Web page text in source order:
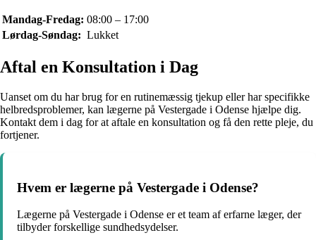
Mandag-Fredag: 08:00 – 17:00
Lørdag-Søndag: Lukket
Aftal en Konsultation i Dag
Uanset om du har brug for en rutinemæssig tjekup eller har specifikke
helbredsproblemer, kan lægerne på Vestergade i Odense hjælpe dig.
Kontakt dem i dag for at aftale en konsultation og få den rette pleje, du
fortjener.
Hvem er lægerne på Vestergade i Odense?
Lægerne på Vestergade i Odense er et team af erfarne læger, der
tilbyder forskellige sundhedsydelser.